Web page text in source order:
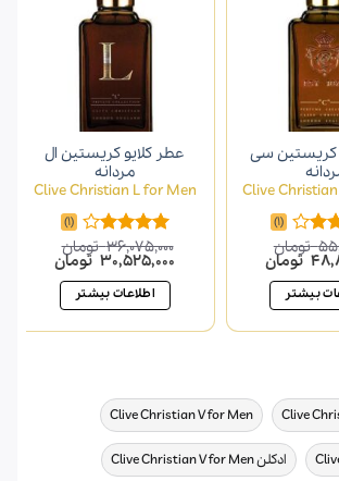
کریستین سی
Clive
5
(1)
تومان
55,500,000 تومان
تومانقیمت
فعلی
48,840,000 تومان بیشتر
عطر کلایو کریستین ال
مردانه
Clive Christian L for Men
امتیاز
4.00از 5
(1)
36,075,000 تومان
قیمت
اصلی
36,075,000 تومان
بود.
30,525,000 تومانقیمت
فعلی
اطلاعات بیشتر
Clive
,
Clive Christian V for Men
,
, ادکلن Clive Christian V for Men ,